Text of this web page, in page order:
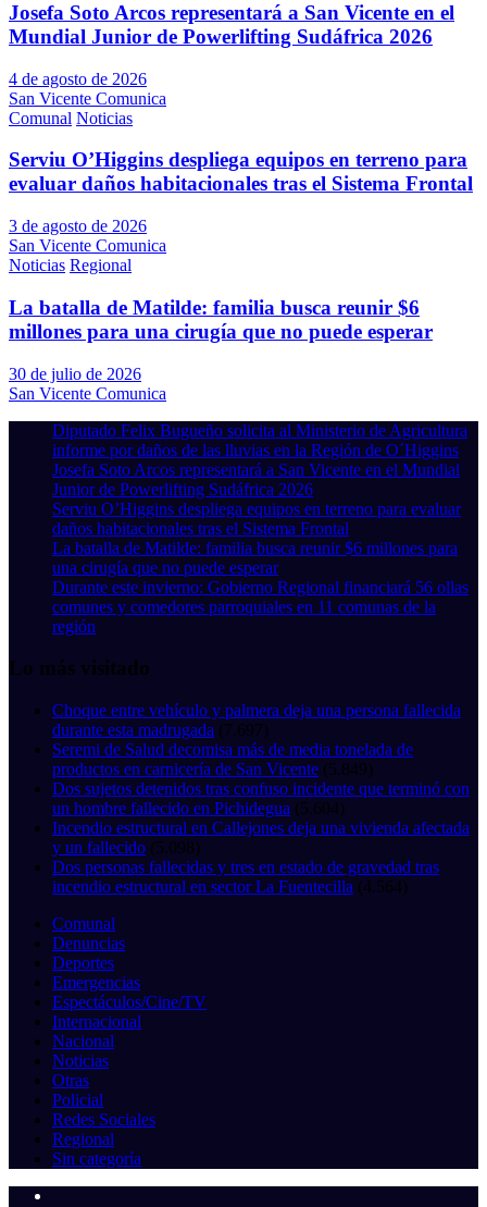
Josefa Soto Arcos representará a San Vicente en el
Mundial Junior de Powerlifting Sudáfrica 2026
4 de agosto de 2026
San Vicente Comunica
Comunal Noticias
Serviu O’Higgins despliega equipos en terreno para
evaluar daños habitacionales tras el Sistema Frontal
3 de agosto de 2026
San Vicente Comunica
Noticias Regional
La batalla de Matilde: familia busca reunir $6
millones para una cirugía que no puede esperar
30 de julio de 2026
San Vicente Comunica
Diputado Felix Bugueño solicita al Ministerio de Agricultura
informe por daños de las lluvias en la Región de O´Higgins
Josefa Soto Arcos representará a San Vicente en el Mundial
Junior de Powerlifting Sudáfrica 2026
Serviu O’Higgins despliega equipos en terreno para evaluar
daños habitacionales tras el Sistema Frontal
La batalla de Matilde: familia busca reunir $6 millones para
una cirugía que no puede esperar
Durante este invierno: Gobierno Regional financiará 56 ollas
comunes y comedores parroquiales en 11 comunas de la
región
Lo más visitado
Choque entre vehículo y palmera deja una persona fallecida
durante esta madrugada (7.697)
Seremi de Salud decomisa más de media tonelada de
productos en carnicería de San Vicente (5.849)
Dos sujetos detenidos tras confuso incidente que terminó con
un hombre fallecido en Pichidegua (5.604)
Incendio estructural en Callejones deja una vivienda afectada
y un fallecido (5.098)
Dos personas fallecidas y tres en estado de gravedad tras
incendio estructural en sector La Fuentecilla (4.564)
Comunal
Denuncias
Deportes
Emergencias
Espectáculos/Cine/TV
Internacional
Nacional
Noticias
Otras
Policial
Redes Sociales
Regional
Sin categoría